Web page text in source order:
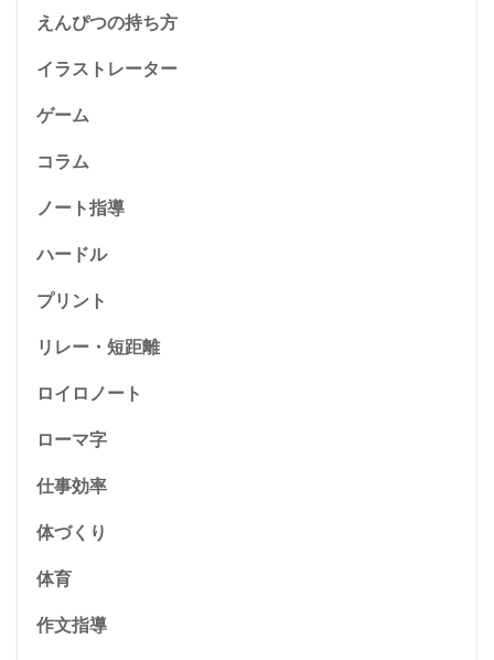
えんぴつの持ち方
イラストレーター
ゲーム
コラム
ノート指導
ハードル
プリント
リレー・短距離
ロイロノート
ローマ字
仕事効率
体づくり
体育
作文指導